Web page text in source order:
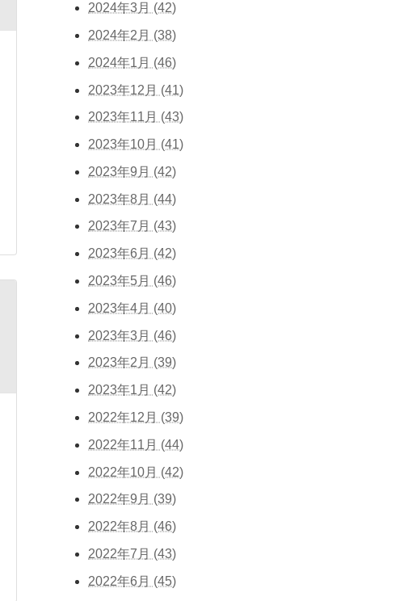
2024年3月 (42)
2024年2月 (38)
2024年1月 (46)
2023年12月 (41)
2023年11月 (43)
2023年10月 (41)
2023年9月 (42)
2023年8月 (44)
2023年7月 (43)
2023年6月 (42)
2023年5月 (46)
2023年4月 (40)
2023年3月 (46)
2023年2月 (39)
2023年1月 (42)
2022年12月 (39)
2022年11月 (44)
2022年10月 (42)
2022年9月 (39)
2022年8月 (46)
2022年7月 (43)
2022年6月 (45)